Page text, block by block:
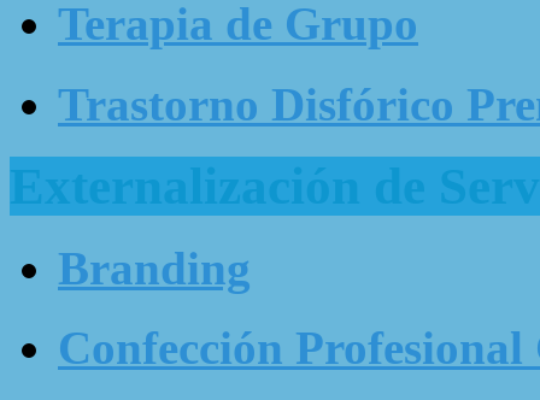
Terapia de Grupo
Trastorno Disfórico
Externalización de
Branding
Confección Profesional